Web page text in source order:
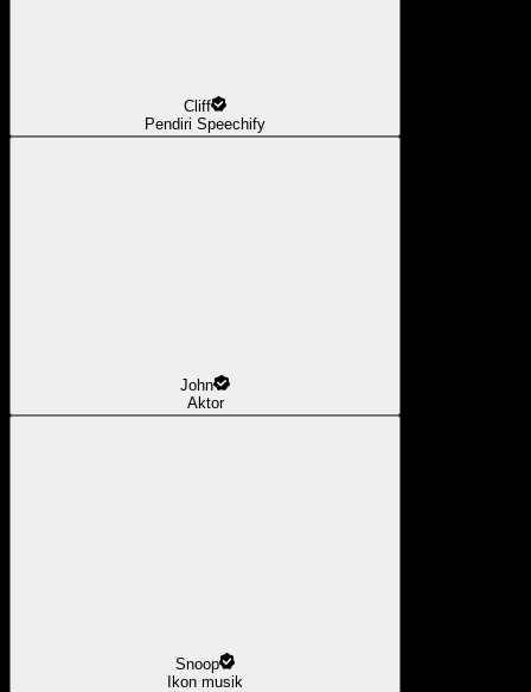
Cliff
Pendiri Speechify
John
Aktor
Snoop
Ikon musik